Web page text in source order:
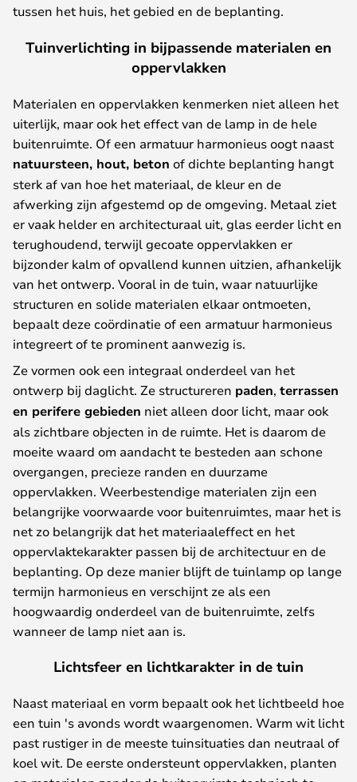
tussen het huis, het gebied en de beplanting.
Tuinverlichting in bijpassende materialen en
oppervlakken
Materialen en oppervlakken kenmerken niet alleen het
uiterlijk, maar ook het effect van de lamp in de hele
buitenruimte. Of een armatuur harmonieus oogt naast
natuursteen, hout, beton of dichte beplanting hangt
sterk af van hoe het materiaal, de kleur en de
afwerking zijn afgestemd op de omgeving. Metaal ziet
er vaak helder en architecturaal uit, glas eerder licht en
terughoudend, terwijl gecoate oppervlakken er
bijzonder kalm of opvallend kunnen uitzien, afhankelijk
van het ontwerp. Vooral in de tuin, waar natuurlijke
structuren en solide materialen elkaar ontmoeten,
bepaalt deze coördinatie of een armatuur harmonieus
integreert of te prominent aanwezig is.
Ze vormen ook een integraal onderdeel van het
ontwerp bij daglicht. Ze structureren paden, terrassen
en perifere gebieden niet alleen door licht, maar ook
als zichtbare objecten in de ruimte. Het is daarom de
moeite waard om aandacht te besteden aan schone
overgangen, precieze randen en duurzame
oppervlakken. Weerbestendige materialen zijn een
belangrijke voorwaarde voor buitenruimtes, maar het is
net zo belangrijk dat het materiaaleffect en het
oppervlaktekarakter passen bij de architectuur en de
beplanting. Op deze manier blijft de tuinlamp op lange
termijn harmonieus en verschijnt ze als een
hoogwaardig onderdeel van de buitenruimte, zelfs
wanneer de lamp niet aan is.
Lichtsfeer en lichtkarakter in de tuin
Naast materiaal en vorm bepaalt ook het lichtbeeld hoe
een tuin 's avonds wordt waargenomen. Warm wit licht
past rustiger in de meeste tuinsituaties dan neutraal of
koel wit. De eerste ondersteunt oppervlakken, planten